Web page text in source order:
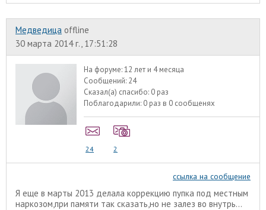
Медведица offline
30 марта 2014 г., 17:51:28
На форуме:12 лет и 4 месяца
Сообщений: 24
Сказал(а) спасибо: 0 раз
Поблагодарили: 0 раз в 0 сообщенях
24 2
ссылка на сообщение
Я еще в марты 2013 делала коррекцию пупка под местным
наркозом,при памяти так сказать,но не залез во внутрь...